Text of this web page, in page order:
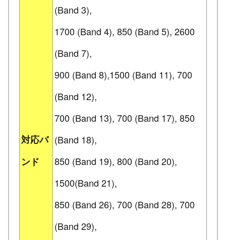
対応バ
ンド
(Band 3),
1700 (Band 4), 850 (Band 5), 2600
(Band 7),
900 (Band 8),1500 (Band 11), 700
(Band 12),
700 (Band 13), 700 (Band 17), 850
(Band 18),
850 (Band 19), 800 (Band 20),
1500(Band 21),
850 (Band 26), 700 (Band 28), 700
(Band 29),